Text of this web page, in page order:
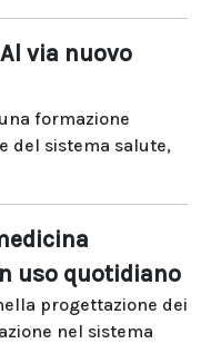
via nuovo
formazione
del sistema salute,
uso quotidiano
progettazione dei
nel sistema